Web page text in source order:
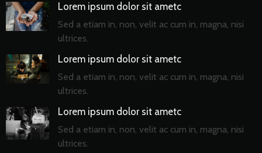
Lorem ipsum dolor sit ametc
Sed a etiam in, non, velit ac cum in, magna, nisi
ultrices.
Lorem ipsum dolor sit ametc
Sed a etiam in, non, velit ac cum in, magna, nisi
ultrices.
Lorem ipsum dolor sit ametc
Sed a etiam in, non, velit ac cum in, magna, nisi
ultrices.